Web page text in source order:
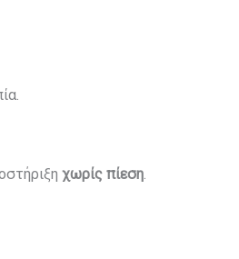
χωρίς πίεση.